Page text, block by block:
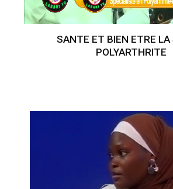
SANTE ET BIEN ETRE LA
POLYARTHRITE